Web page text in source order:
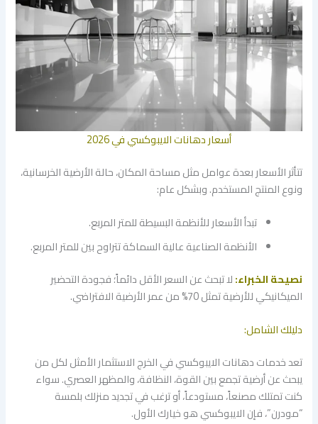
أسعار دهانات الايبوكسي في 2026
​تتأثر الأسعار بعدة عوامل مثل مساحة المكان، حالة الأرضية الخرسانية،
ونوع المنتج المستخدم. وبشكل عام:
​تبدأ الأسعار للأنظمة البسيطة للمتر المربع.
​الأنظمة الصناعية عالية السماكة تتراوح بين للمتر المربع.
نصيحة الخبراء:لا تبحث عن السعر الأقل دائماً؛ فجودة التحضير
الميكانيكي للأرضية تمثل 70% من عمر الأرضية الافتراضي.
دليلك الشامل:
​تعد خدمات دهانات الايبوكسي في الخرج الاستثمار الأمثل لكل من
يبحث عن أرضية تجمع بين القوة، النظافة، والمظهر العصري. سواء
كنت تمتلك مصنعاً، مستودعاً، أو ترغب في تجديد منزلك بلمسة
“مودرن”، فإن الايبوكسي هو خيارك الأول.